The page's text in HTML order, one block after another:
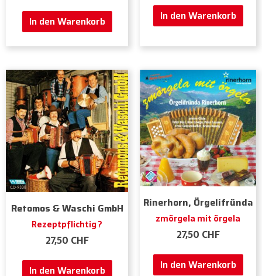
In den Warenkorb In den Warenkorb
Retomos & Waschi GmbH
Rezeptpflichtig ?
27,50 CHF
In den Warenkorb
Rinerhorn, Örgelifründa
zmörgela mit örgela
27,50 CHF
In den Warenkorb